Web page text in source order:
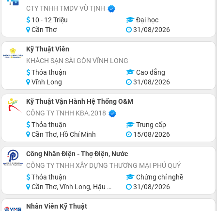
CTY TNHH TMDV VŨ TỊNH
10 - 12 Triệu
Đại học
Cần Thơ
31/08/2026
Kỹ Thuật Viên
KHÁCH SẠN SÀI GÒN VĨNH LONG
Thỏa thuận
Cao đẳng
Vĩnh Long
31/08/2026
Kỹ Thuật Vận Hành Hệ Thống O&M
CÔNG TY TNHH KBA.2018
Thỏa thuận
Trung cấp
Cần Thơ, Hồ Chí Minh
15/08/2026
Công Nhân Điện - Thợ Điện, Nước
CÔNG TY TNHH XÂY DỰNG THƯƠNG MẠI PHÚ QUÝ
Thỏa thuận
Chứng chỉ nghề
Cần Thơ, Vĩnh Long, Hậu Giang
31/08/2026
Nhân Viên Kỹ Thuật